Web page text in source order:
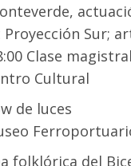
Sur;
Clase
Cultural
de luces
folklórica del